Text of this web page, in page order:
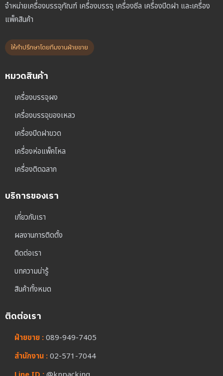
จำหน่ายเครื่องบรรจุภัณฑ์ เครื่องบรรจุ เครื่องซีล เครื่องปิดฝา และเครื่อง
แพ็คสินค้า
ให้คำปรึกษาโดยทีมงานฝ่ายขาย
หมวดสินค้า
เครื่องบรรจุผง
เครื่องบรรจุของเหลว
เครื่องปิดฝาขวด
เครื่องห่อแพ็คโหล
เครื่องติดฉลาก
บริการของเรา
เกี่ยวกับเรา
ผลงานการติดตั้ง
ติดต่อเรา
บทความน่ารู้
สินค้าทั้งหมด
ติดต่อเรา
ฝ่ายขาย :089-949-7405
สำนักงาน :02-571-7044